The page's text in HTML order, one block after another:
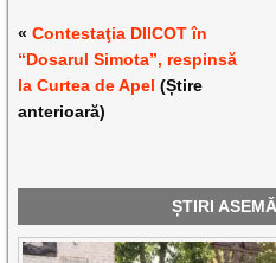
«Contestaţia DIICOT în
“Dosarul Simota”, respinsă
la Curtea de Apel (Știre
anterioară)
ȘTIRI